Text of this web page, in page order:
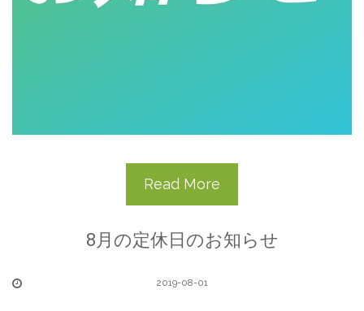
Read More
8月の定休日のお知らせ
2019-08-01